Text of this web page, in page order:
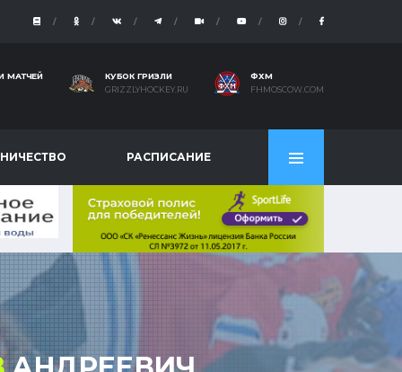
МАТЧЕЙ
КУБОК ГРИЗЛИ
GRIZZLYHOCKEY.RU
ФХМ
FHMOSCOW.COM
РАСПИСАНИЕ